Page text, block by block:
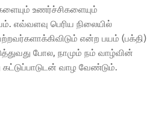
உணர்ச்சிகளையும்
எவ்வளவு பெரிய நிலையில்
என்ற பயம் (பக்தி)
போல, நாமும் நம் வாழ்வின்
வாழ வேண்டும்.